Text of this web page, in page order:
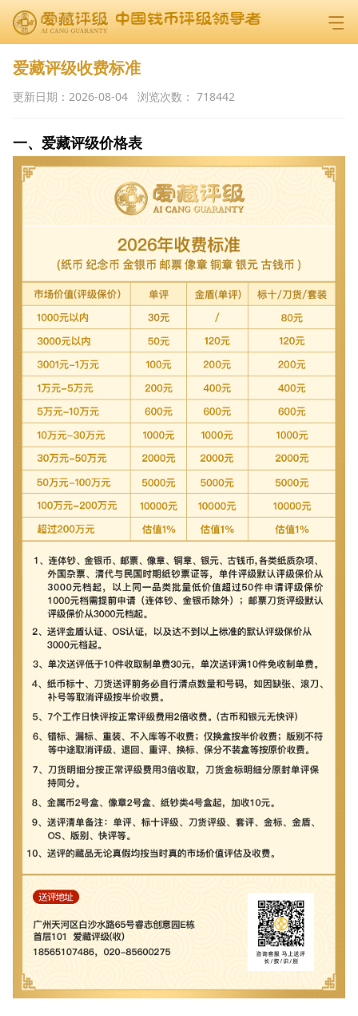
爱藏评级收费标准
更新日期： 2026-08-04 浏览次数： 718442
一、爱藏评级价格表